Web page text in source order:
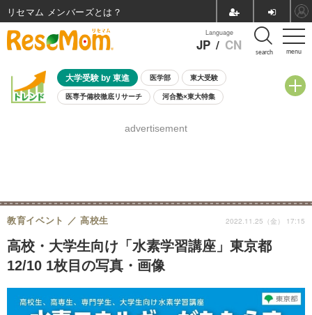
menu
Language
JP / CN search
大学受験 by 東進 医学部 東大受験
医専予備校徹底リサーチ 河合塾×東大特集
8月開催学校説明会・相談会
advertisement
高校・大学生向け「水素学習講座」東京都
12/10 1枚目の写真・画像
教育イベント 高校生 2022.11.25（金） 17:15
リセマム メンバーズ